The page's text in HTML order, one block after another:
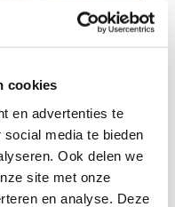
cookies
en advertenties te
media te bieden
Ook delen we
site met onze
en analyse. Deze